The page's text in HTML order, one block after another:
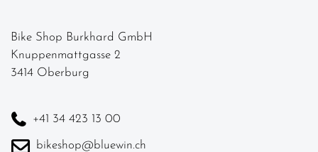
Bike Shop Burkhard GmbH
Knuppenmattgasse 2
3414 Oberburg
+41 34 423 13 00
bikeshop@bluewin.ch